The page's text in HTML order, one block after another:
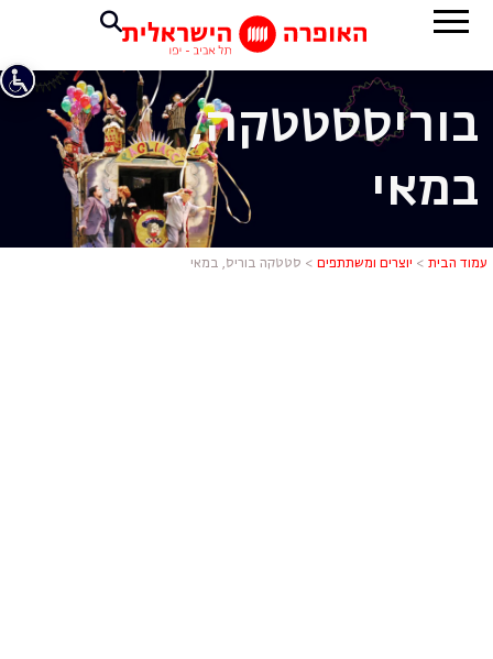
סטטקה
בוריססטטקה,
במאי
עמוד הבית > יוצרים ומשתתפים > סטטקה בוריס, במאי